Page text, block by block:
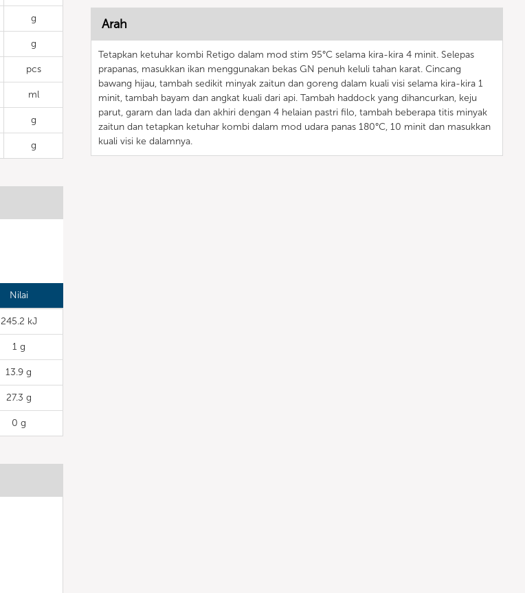
g
g
pcs
ml
g
g
Nilai
245.2 kJ
1 g
13.9 g
27.3 g
0 g
Arah
Tetapkan ketuhar kombi Retigo dalam mod stim 95°C selama kira-kira 4 minit. Selepas
prapanas, masukkan ikan menggunakan bekas GN penuh keluli tahan karat. Cincang
bawang hijau, tambah sedikit minyak zaitun dan goreng dalam kuali visi selama kira-kira 1
minit, tambah bayam dan angkat kuali dari api. Tambah haddock yang dihancurkan, keju
parut, garam dan lada dan akhiri dengan 4 helaian pastri filo, tambah beberapa titis minyak
zaitun dan tetapkan ketuhar kombi dalam mod udara panas 180°C, 10 minit dan masukkan
kuali visi ke dalamnya.